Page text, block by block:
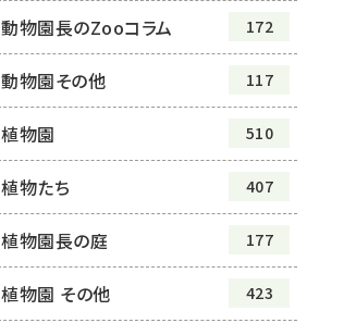
動物園長のZooコラム 172
動物園その他 117
植物園 510
植物たち 407
植物園長の庭 177
植物園 その他 423